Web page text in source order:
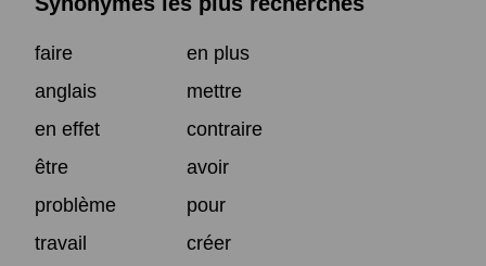
faire
en plus
anglais
mettre
en effet
contraire
être
avoir
problème
pour
travail
créer